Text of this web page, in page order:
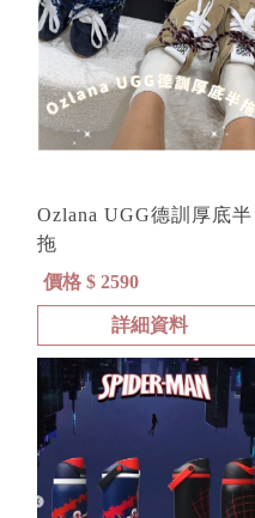
Ozlana UGG德訓厚底半
拖
價格 $ 2590
詳細資料